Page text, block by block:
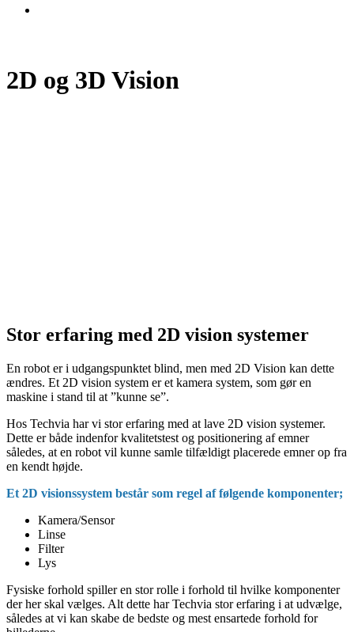
2D og 3D Vision
Stor erfaring med 2D vision systemer
En robot er i udgangspunktet blind, men med 2D Vision kan dette
ændres. Et 2D vision system er et kamera system, som gør en
maskine i stand til at ”kunne se”.
Hos Techvia har vi stor erfaring med at lave 2D vision systemer.
Dette er både indenfor kvalitetstest og positionering af emner
således, at en robot vil kunne samle tilfældigt placerede emner op fra
en kendt højde.
Et 2D visionssystem består som regel af følgende komponenter;
Kamera/Sensor
Linse
Filter
Lys
Fysiske forhold spiller en stor rolle i forhold til hvilke komponenter
der her skal vælges. Alt dette har Techvia stor erfaring i at udvælge,
således at vi kan skabe de bedste og mest ensartede forhold for